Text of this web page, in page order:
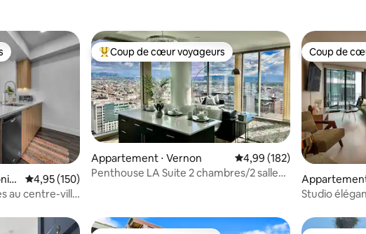
: 4,89 sur 5
Évaluation moyenne sur la base de 150 commentaires : 4,95 sur 5
4,95 (150)
au centre-ville
Coups de cœur voyageurs les plus appréciés
Coup de cœur voyageurs
Appartement ⋅ Vernon Évaluation moyenne sur la
4,99 (182)
Penthouse LA Suite 2 chambres/2 salles
Coup de
Coup de
Studio